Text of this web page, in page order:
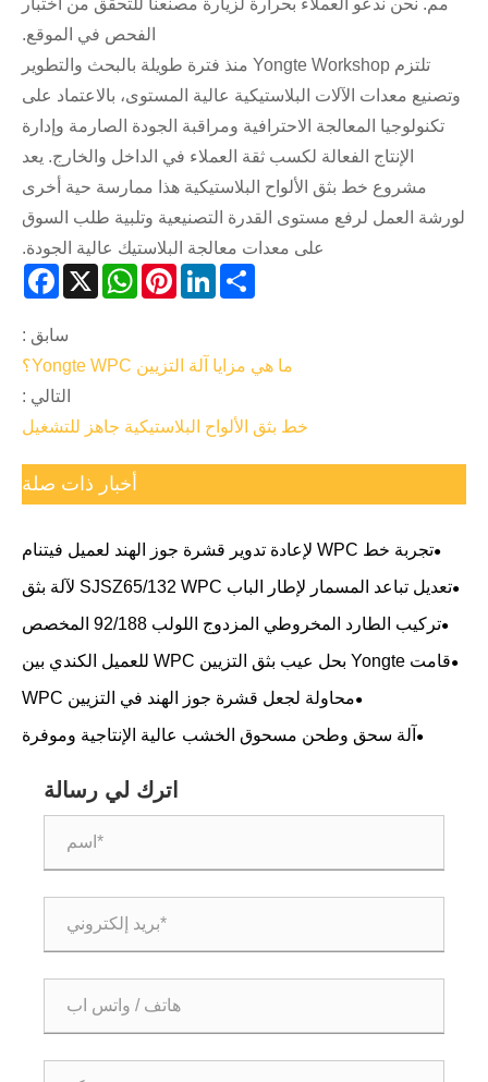
الفحص في الموقع.
تلتزم Yongte Workshop منذ فترة طويلة بالبحث والتطوير
وتصنيع معدات الآلات البلاستيكية عالية المستوى، بالاعتماد على
تكنولوجيا المعالجة الاحترافية ومراقبة الجودة الصارمة وإدارة
الإنتاج الفعالة لكسب ثقة العملاء في الداخل والخارج. يعد
مشروع خط بثق الألواح البلاستيكية هذا ممارسة حية أخرى
لورشة العمل لرفع مستوى القدرة التصنيعية وتلبية طلب السوق
على معدات معالجة البلاستيك عالية الجودة.
X
WhatsAppPinterestLinkedInShare
سابق :
ما هي مزايا آلة التزيين Yongte WPC؟
التالي :
خط بثق الألواح البلاستيكية جاهز للتشغيل
أخبار ذات صلة
تجربة خط WPC لإعادة تدوير قشرة جوز الهند لعميل فيتنام
تعديل تباعد المسمار لإطار الباب SJSZ65/132 WPC لآلة بثق
المسمار المزدوج المخروطي
تركيب الطارد المخروطي المزدوج اللولب 92/188 المخصص
قامت Yongte بحل عيب بثق التزيين WPC للعميل الكندي بين
عشية وضحاها
محاولة لجعل قشرة جوز الهند في التزيين WPC
آلة سحق وطحن مسحوق الخشب عالية الإنتاجية وموفرة
الأوروبي
اترك لي رسالة